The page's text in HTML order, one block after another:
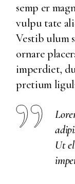
semp er
vulpu tate
Vestib ulum
ornare
imperdiet,
pretium
Ut